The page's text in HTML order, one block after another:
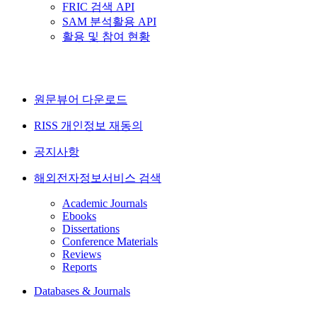
FRIC 검색 API
SAM 분석활용 API
활용 및 참여 현황
원문뷰어 다운로드
RISS 개인정보 재동의
공지사항
해외전자정보서비스 검색
Academic Journals
Ebooks
Dissertations
Conference Materials
Reviews
Reports
Databases & Journals